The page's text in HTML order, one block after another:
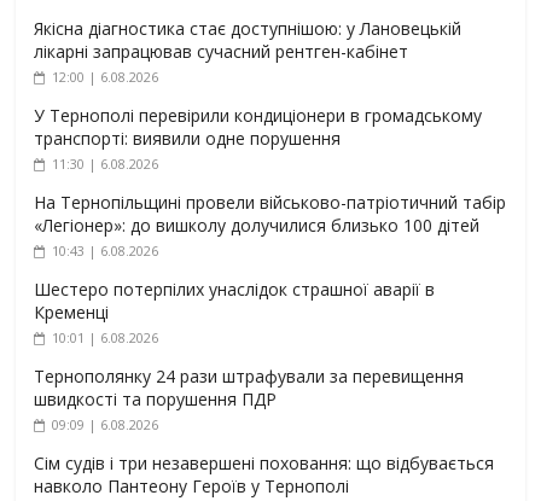
Якісна діагностика стає доступнішою: у Лановецькій
лікарні запрацював сучасний рентген-кабінет
12:00 | 6.08.2026
У Тернополі перевірили кондиціонери в громадському
транспорті: виявили одне порушення
11:30 | 6.08.2026
На Тернопільщині провели військово-патріотичний табір
«Легіонер»: до вишколу долучилися близько 100 дітей
10:43 | 6.08.2026
Шестеро потерпілих унаслідок страшної аварії в
Кременці
10:01 | 6.08.2026
Тернополянку 24 рази штрафували за перевищення
швидкості та порушення ПДР
09:09 | 6.08.2026
Сім судів і три незавершені поховання: що відбувається
навколо Пантеону Героїв у Тернополі